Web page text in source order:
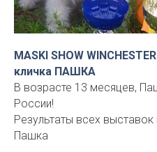
MASKI SHOW
кличка ПАШКА
В возрасте 13 месяцев,
России!
Результаты всех
Пашка